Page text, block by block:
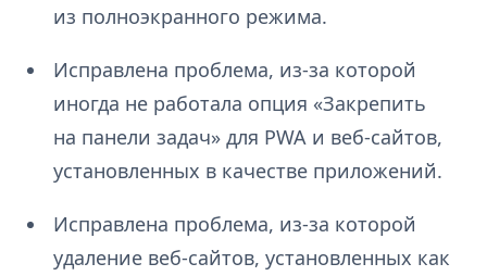
из полноэкранного режима.
Исправлена проблема, из-за которой
иногда не работала опция «Закрепить
на панели задач» для PWA и веб-сайтов,
установленных в качестве приложений.
Исправлена проблема, из-за которой
удаление веб-сайтов, установленных как